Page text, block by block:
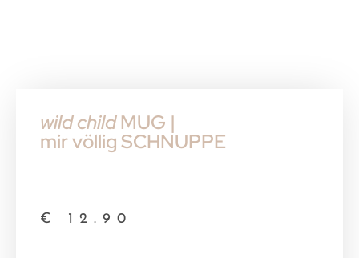
wild childMUG |
mir völlig SCHNUPPE
€ 12.90